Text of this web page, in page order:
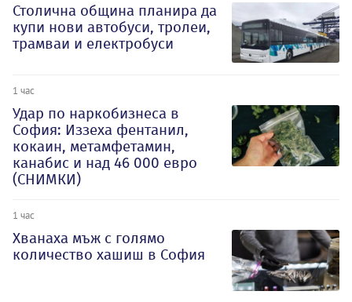
Столична община планира да
купи нови автобуси, тролеи,
трамваи и електробуси
1 час
Удар по наркобизнеса в
София: Иззеха фентанил,
кокаин, метамфетамин,
канабис и над 46 000 евро
(СНИМКИ)
1 час
Хванаха мъж с голямо
количество хашиш в София